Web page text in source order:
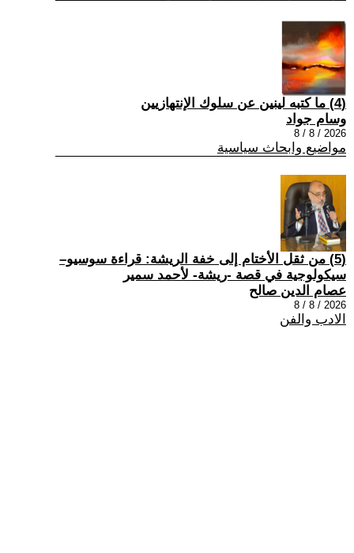
(4) ما كتبه لينين عن سلوك الإنتهازيين
وسام جواد
2026 / 8 / 8
مواضيع وابحاث سياسية
(5) من ثقل الأختام إلى خفة الريشة: قراءة سوسيو–
سيكولوجية في قصة -ريشة- لأحمد سمير
عصام الدين صالح
2026 / 8 / 8
الادب والفن